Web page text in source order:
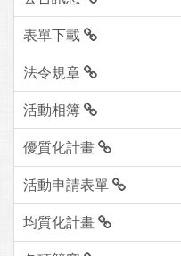
表單下載
法令規章
活動相簿
優質化計畫
活動申請表單
均質化計畫